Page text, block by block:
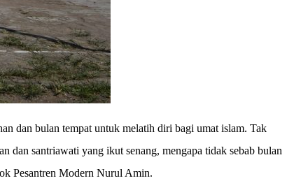
dan bulan tempat untuk melatih diri bagi umat islam. Tak
dan santriawati yang ikut senang, mengapa tidak sebab bulan
Pesantren Modern Nurul Amin.